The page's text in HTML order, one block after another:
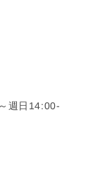
週日14:00-